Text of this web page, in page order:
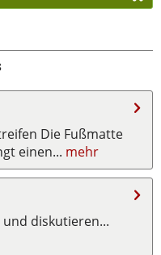
Die Fußmatte
einen... mehr
diskutieren...